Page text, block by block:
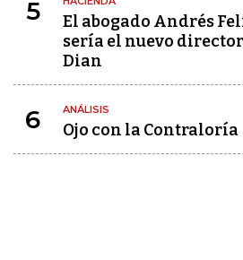
5
El abogado Andrés
sería el nuevo
Dian
6 ANÁLISIS
Ojo con la Contraloría